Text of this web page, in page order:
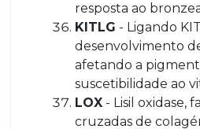
resposta ao
KITLG - Ligando
desenvolvimento
afetando a
suscetibilidade ao
LOX - Lisil oxidase,
cruzadas de